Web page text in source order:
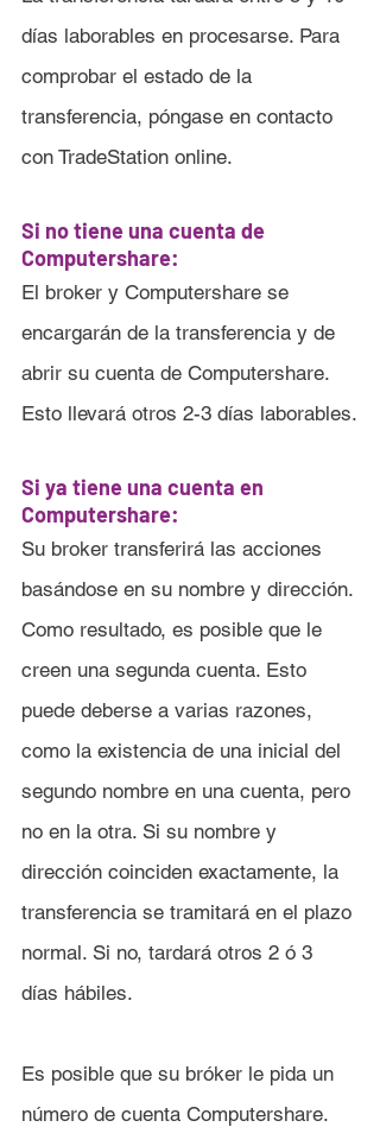
días laborables en procesarse. Para
comprobar el estado de la
transferencia, póngase en contacto
con TradeStation online.
Si no tiene una cuenta de
Computershare:
El broker y Computershare se
encargarán de la transferencia y de
abrir su cuenta de Computershare.
Esto llevará otros 2-3 días laborables.
Si ya tiene una cuenta en
Computershare:
Su broker transferirá las acciones
basándose en su nombre y dirección.
Como resultado, es posible que le
creen una segunda cuenta. Esto
puede deberse a varias razones,
como la existencia de una inicial del
segundo nombre en una cuenta, pero
no en la otra. Si su nombre y
dirección coinciden exactamente, la
transferencia se tramitará en el plazo
normal. Si no, tardará otros 2 ó 3
días hábiles.
Es posible que su bróker le pida un
número de cuenta Computershare.